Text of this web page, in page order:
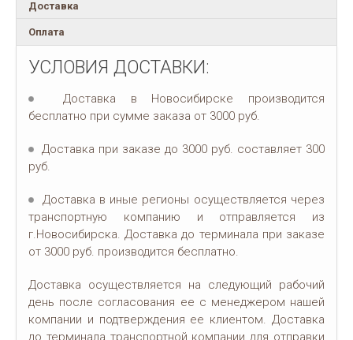
Доставка
Оплата
УСЛОВИЯ ДОСТАВКИ:
Доставка в Новосибирске производится
бесплатно при сумме заказа от 3000 руб.
Доставка при заказе до 3000 руб. составляет 300
руб.
Доставка в иные регионы осуществляется через
транспортную компанию и отправляется из
г.Новосибирска. Доставка до терминала при заказе
от 3000 руб. производится бесплатно.
Доставка осуществляется на следующий рабочий
день после согласования ее с менеджером нашей
компании и подтверждения ее клиентом. Доставка
до терминала транспортной компании для отправки